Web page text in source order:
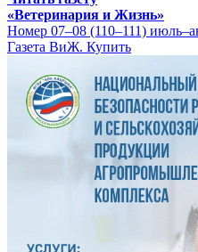
«Ветеринария и Жизнь»
Номер 07–08 (110–111)
Газета ВиЖ. Купить